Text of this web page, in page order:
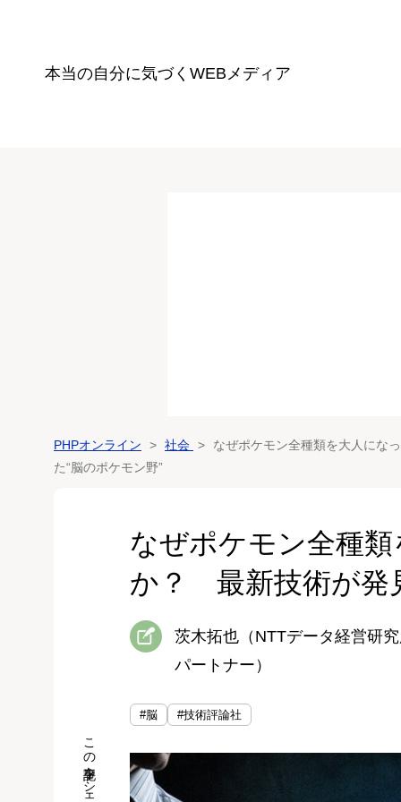
本当の自分に気づく WEBメディア
PHPオンライン 社会
なぜポケモン全種類を大人にな
た“脳のポケモン野”
なぜポケモン全種
か？ 最新技術が発
茨木拓也（NTTデータ経営研
パートナー）
#脳 #技術評論社
この記事をシェア